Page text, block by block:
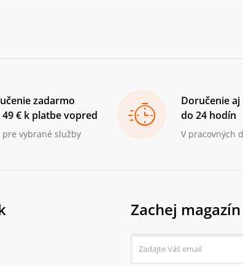
zadarmo
49 € k platbe vopred
pre vybrané služby
Doručenie aj
do 24 hodín
V pracovných
Zachej magazín